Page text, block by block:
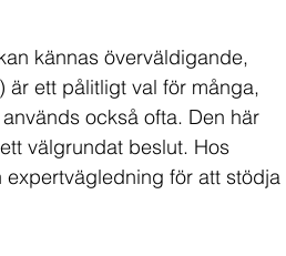
kännas överväldigande,
är ett pålitligt val för många,
också ofta. Den här
välgrundat beslut. Hos
för att stödja